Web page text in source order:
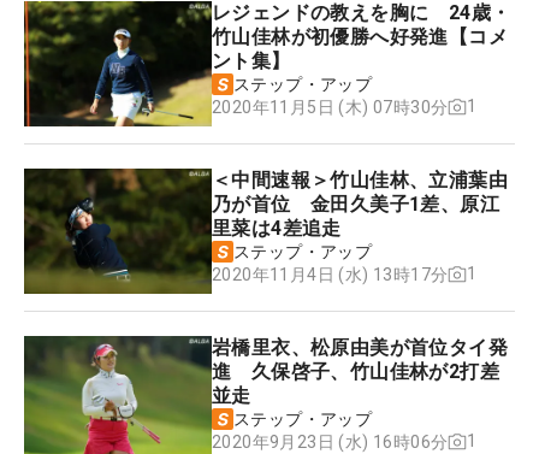
レジェンドの教えを胸に 24歳・
竹山佳林が初優勝へ好発進【コメ
ント集】
ステップ・アップ
2020年11月5日 (木) 07時30分
1
＜中間速報＞竹山佳林、立浦葉由
乃が首位 金田久美子1差、原江
里菜は4差追走
ステップ・アップ
2020年11月4日 (水) 13時17分
1
岩橋里衣、松原由美が首位タイ発
進 久保啓子、竹山佳林が2打差
並走
ステップ・アップ
2020年9月23日 (水) 16時06分
1